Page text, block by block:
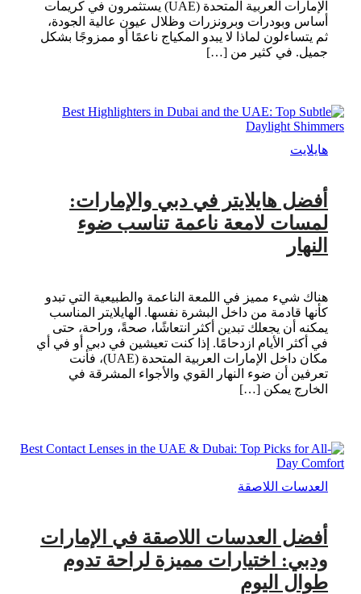
الإمارات العربية المتحدة (UAE) يستثمرون في كريمات
أساس وبودرات وبرونزرات وظلال عيون عالية الجودة،
ثم يتساءلون لماذا لا يبدو المكياج ناعمًا أو ممزوجًا بشكل
جميل. في كثير من […]
هايلايت
أفضل هايلايتر في دبي والإمارات:
لمسات لامعة ناعمة تناسب ضوء
النهار
هناك شيء مميز في اللمعة الناعمة والطبيعية التي تبدو
كأنها قادمة من داخل البشرة نفسها. الهايلايتر المناسب
يمكنه أن يجعلك تبدين أكثر انتعاشًا، صحةً، وراحة، حتى
في أكثر الأيام ازدحامًا. إذا كنت تعيشين في دبي أو في أي
مكان داخل الإمارات العربية المتحدة (UAE)، فأنت
تعرفين أن ضوء النهار القوي والأجواء المشرقة في
الخارج يمكن […]
العدسات اللاصقة
أفضل العدسات اللاصقة في الإمارات
ودبي: اختيارات مميزة لراحة تدوم
طوال اليوم